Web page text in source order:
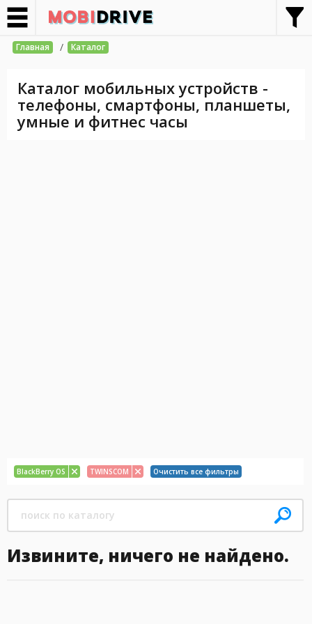
Главная / Каталог
Каталог мобильных устройств -
телефоны, смартфоны, планшеты,
умные и фитнес часы
BlackBerry OS TWINSCOM Очистить все фильтры
Извините, ничего не найдено.